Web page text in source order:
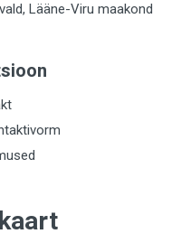
Lääne-Viru maakond